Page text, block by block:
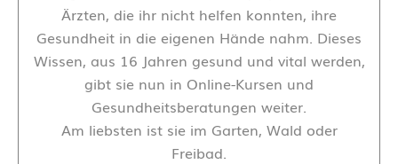
Ärzten, die ihr nicht helfen konnten, ihre
Gesundheit in die eigenen Hände nahm. Dieses
Wissen, aus 16 Jahren gesund und vital werden,
gibt sie nun in Online-Kursen und
Gesundheitsberatungen weiter.
Am liebsten ist sie im Garten, Wald oder
Freibad.